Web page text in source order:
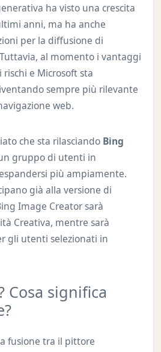
ha visto una crescita
anni, ma ha anche
per la diffusione di
al momento i vantaggi
e Microsoft sta
sempre più rilevante
web.
che sta rilasciando Bing
gruppo di utenti in
più ampiamente.
già alla versione di
Image Creator sarà
Creativa, mentre sarà
gli utenti selezionati in
Cosa significa
fusione tra il pittore